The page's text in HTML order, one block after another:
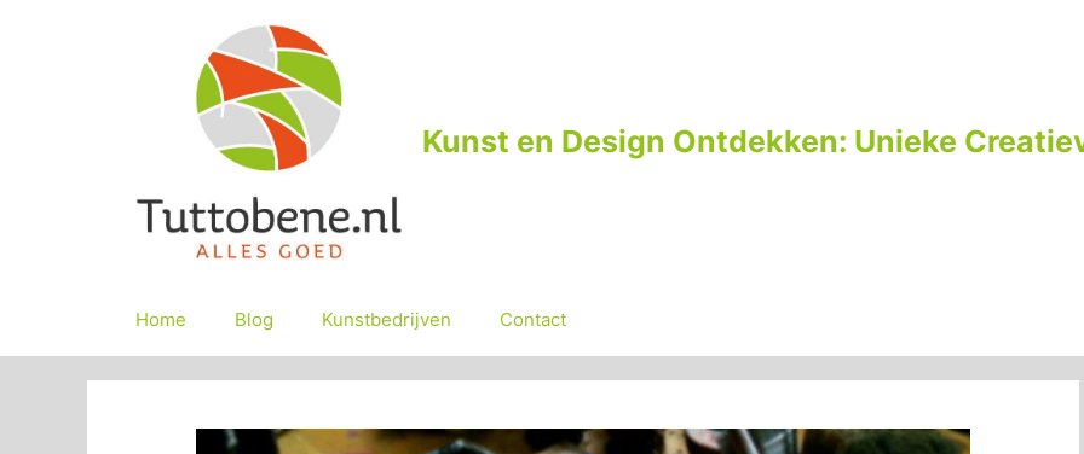
Kunst en Design Ontdekken: Unieke
Home Blog Kunstbedrijven Contact